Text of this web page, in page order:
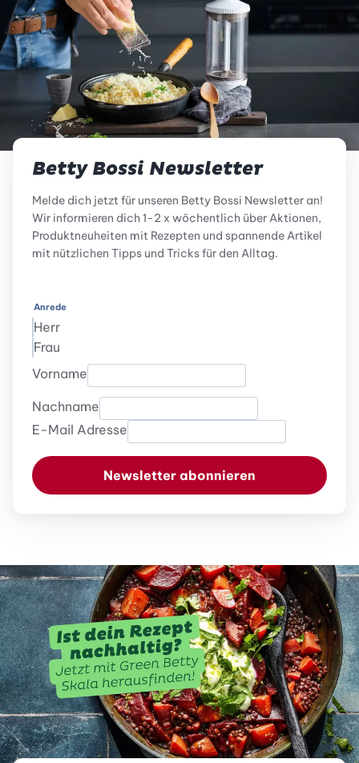
Betty Bossi Newsletter
Melde dich jetzt für unseren Betty Bossi Newsletter an!
Wir informieren dich 1-2 x wöchentlich über Aktionen,
Produktneuheiten mit Rezepten und spannende Artikel
mit nützlichen Tipps und Tricks für den Alltag.
Anrede
Herr
Frau
Vorname
Nachname
E-Mail Adresse
Newsletter abonnieren